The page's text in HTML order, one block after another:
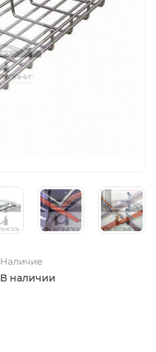
Наличие
В наличии